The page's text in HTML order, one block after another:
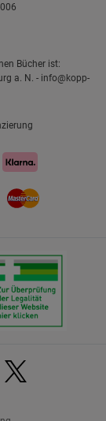
Bücher ist:
a. N. - info@kopp-
Impressum